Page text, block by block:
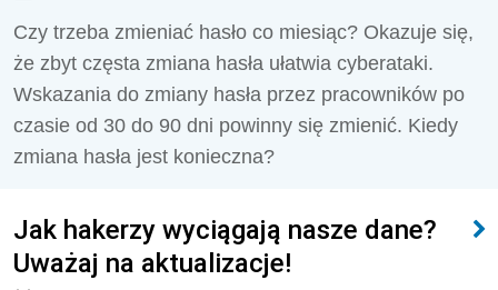
Czy trzeba zmieniać hasło co miesiąc? Okazuje się,
że zbyt częsta zmiana hasła ułatwia cyberataki.
Wskazania do zmiany hasła przez pracowników po
czasie od 30 do 90 dni powinny się zmienić. Kiedy
zmiana hasła jest konieczna?
Jak hakerzy wyciągają nasze dane?
Uważaj na aktualizacje!